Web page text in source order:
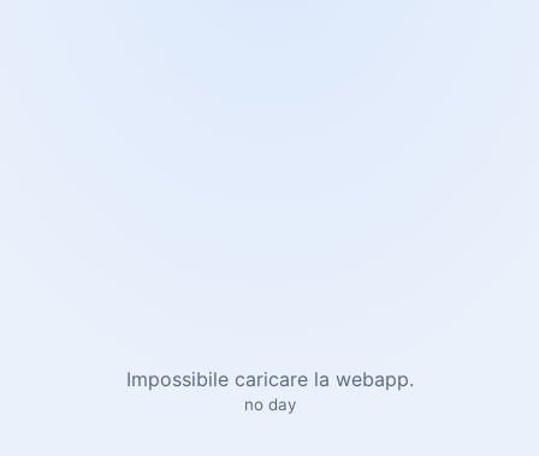
Impossibile caricare la webapp.
no day